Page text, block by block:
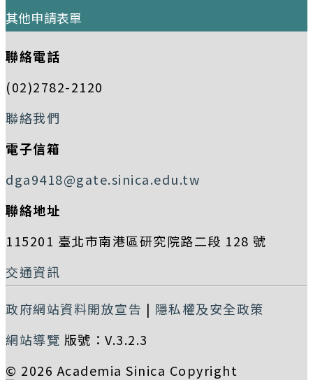
其他申請表單
聯絡電話
(02)2782-2120
聯絡我們
電子信箱
dga9418@gate.sinica.edu.tw
聯絡地址
115201 臺北市南港區研究院路二段 128 號
交通資訊
政府網站資料開放宣告 | 隱私權及安全政策
網站導覽 版號：V.3.2.3
© 2026 Academia Sinica Copyright